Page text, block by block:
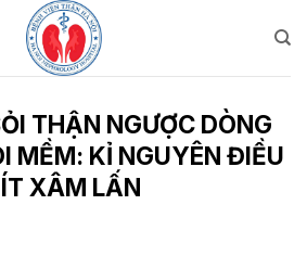
THẬN NGƯỢC DÒNG
MỀM: KỈ NGUYÊN ĐIỀU
XÂM LẤN